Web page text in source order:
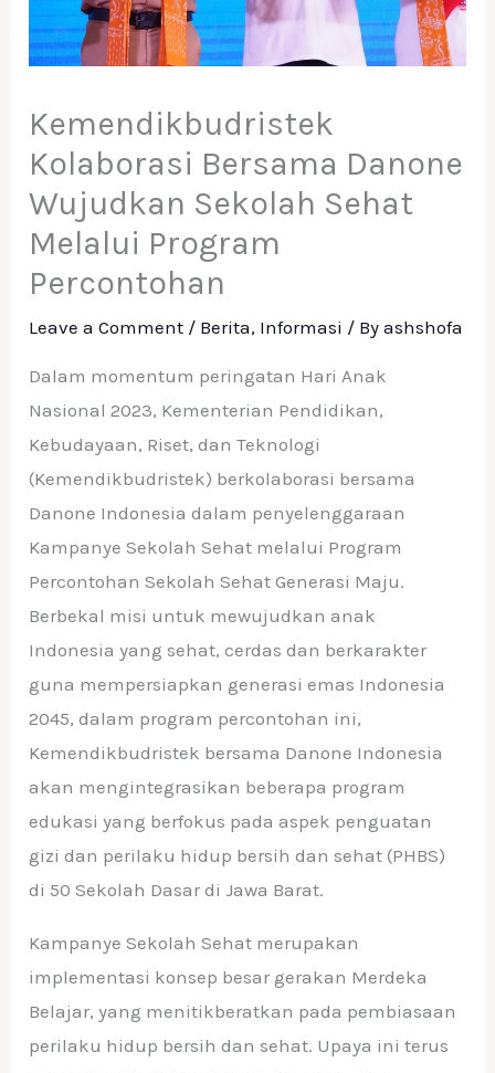
Kemendikbudristek
Kolaborasi Bersama Danone
Wujudkan Sekolah Sehat
Melalui Program
Percontohan
Leave a Comment / Berita, Informasi / Byashshofa
Dalam momentum peringatan Hari Anak
Nasional 2023, Kementerian Pendidikan,
Kebudayaan, Riset, dan Teknologi
(Kemendikbudristek) berkolaborasi bersama
Danone Indonesia dalam penyelenggaraan
Kampanye Sekolah Sehat melalui Program
Percontohan Sekolah Sehat Generasi Maju.
Berbekal misi untuk mewujudkan anak
Indonesia yang sehat, cerdas dan berkarakter
guna mempersiapkan generasi emas Indonesia
2045, dalam program percontohan ini,
Kemendikbudristek bersama Danone Indonesia
akan mengintegrasikan beberapa program
edukasi yang berfokus pada aspek penguatan
gizi dan perilaku hidup bersih dan sehat (PHBS)
di 50 Sekolah Dasar di Jawa Barat.
Kampanye Sekolah Sehat merupakan
implementasi konsep besar gerakan Merdeka
Belajar, yang menitikberatkan pada pembiasaan
perilaku hidup bersih dan sehat. Upaya ini terus